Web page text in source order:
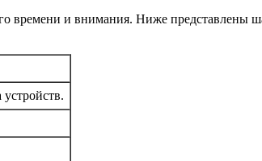
времени и внимания. Ниже представлены